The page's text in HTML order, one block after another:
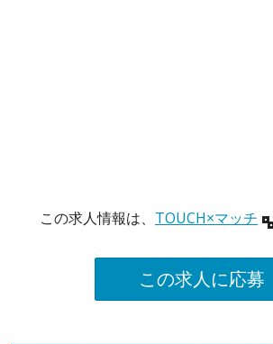
この求人情報は、 TOUCH×マッチ
この求人に応募